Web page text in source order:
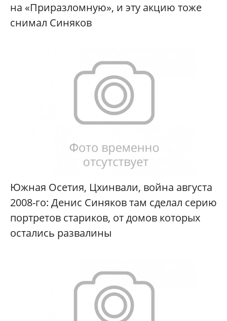
на «Приразломную», и эту акцию тоже
снимал Синяков
Южная Осетия, Цхинвали, война августа
2008-го: Денис Синяков там сделал серию
портретов стариков, от домов которых
остались развалины